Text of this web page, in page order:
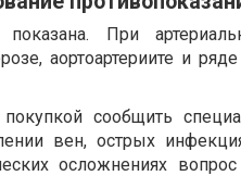
При
аортоартериите и
сообщить
вен, острых
осложнениях